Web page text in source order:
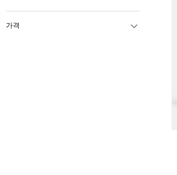
가격